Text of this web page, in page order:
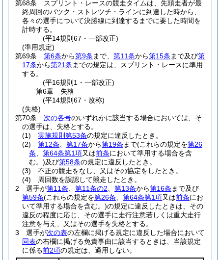
第68条
スプリント・レースの競走タイムは、先頭走者が最
終周回のバツク・ストレツチ・ラインに到達した時から、
各々の選手について決勝線に到達するまでに要した時間を
計時する。
(平14規則67・一部改正)
(準用規定)
第69条
第6条から第9条 まで、 第11条から第15条 まで及び第
17条から第21条 までの規定は、スプリント・レースに準用
する。
(平16規則1・一部改正)
第6章
失格
(平14規則67・改称)
(失格)
第70条
次の各号のいずれかに該当する場合においては、そ
の選手は、失格とする。
(1)
実施規則第53条の規定に違反したとき。
(2)
第12条 第17条から第19条 まで(これらの規定を第26
条
第64条第1項又は前条において準用する場合を含
む。)及び第58条の規定に違反したとき。
(3)
不正の競走をなし、又はその協定をしたとき。
(4)
周回数を誤認して競走したとき。
2
選手が第11条 第11条の2 第13条から第16条 まで及び
第59条(これらの規定を第26条 第64条第1項又は前条にお
いて準用する場合を含む。)の規定に違反したときは、その
違反の程度に応じ、その選手に走行注意若しくは重大走行
注意を与え、又はその選手を失格とする。
3
選手が次の表の左欄に掲げる規定に違反した場合において
同表の右欄に掲げる免責事由に該当するときは、当該規定
に係る前2項の規定は、適用しない。